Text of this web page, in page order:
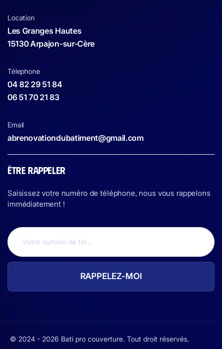
Location
Les Granges Hautes
15130 Arpajon-sur-Cère
Télephone
04 82 29 51 84
06 51 70 21 83
Email
abrenovationdubatiment@gmail.com
ÊTRE RAPPELER
Saisissez votre numéro de téléphone, nous vous rappelons
immédiatement !
© 2024 - 2026 Bati pro couverture. Tout droit réservés.